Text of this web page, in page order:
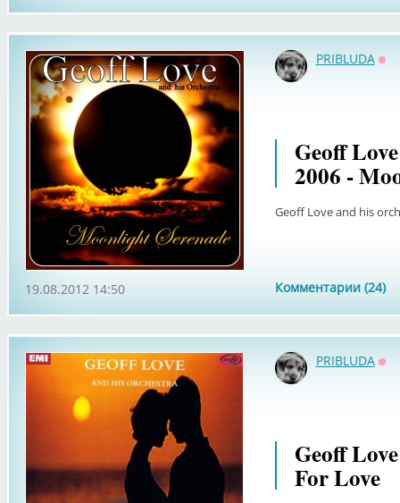
PRIBLUDA
Geoff
2006 -
Geoff Love and his
Комментарии (24)
19.08.2012 14:50
PRIBLUDA
Geoff
For Love